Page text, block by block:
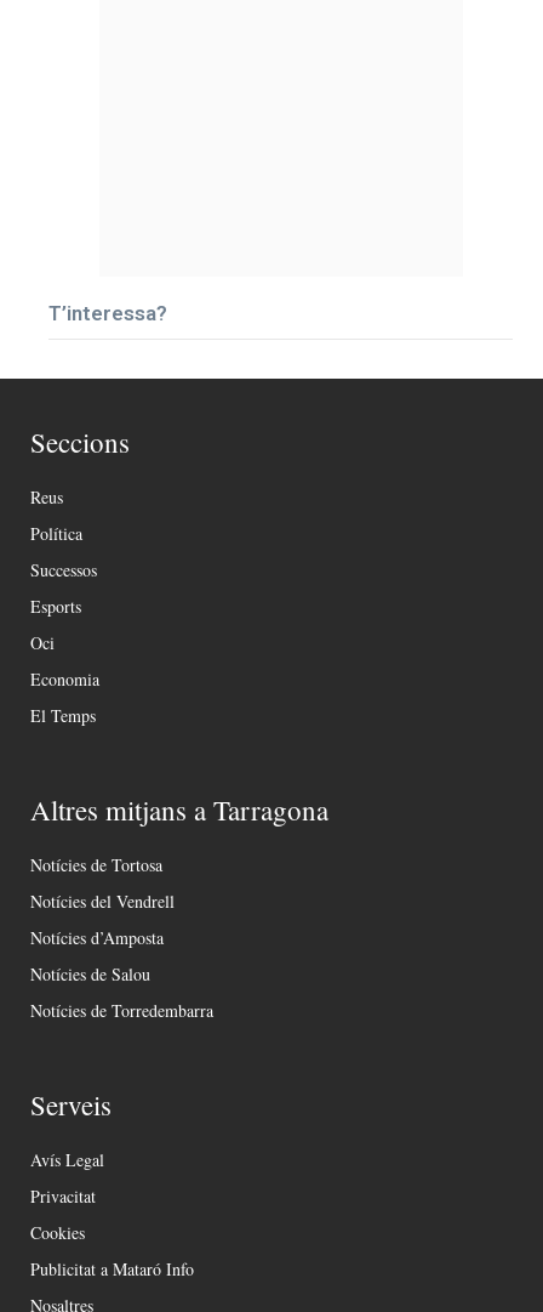
T’interessa?
Seccions
Reus
Política
Successos
Esports
Oci
Economia
El Temps
Altres mitjans a Tarragona
Notícies de Tortosa
Notícies del Vendrell
Notícies d’Amposta
Notícies de Salou
Notícies de Torredembarra
Serveis
Avís Legal
Privacitat
Cookies
Publicitat a Mataró Info
Nosaltres